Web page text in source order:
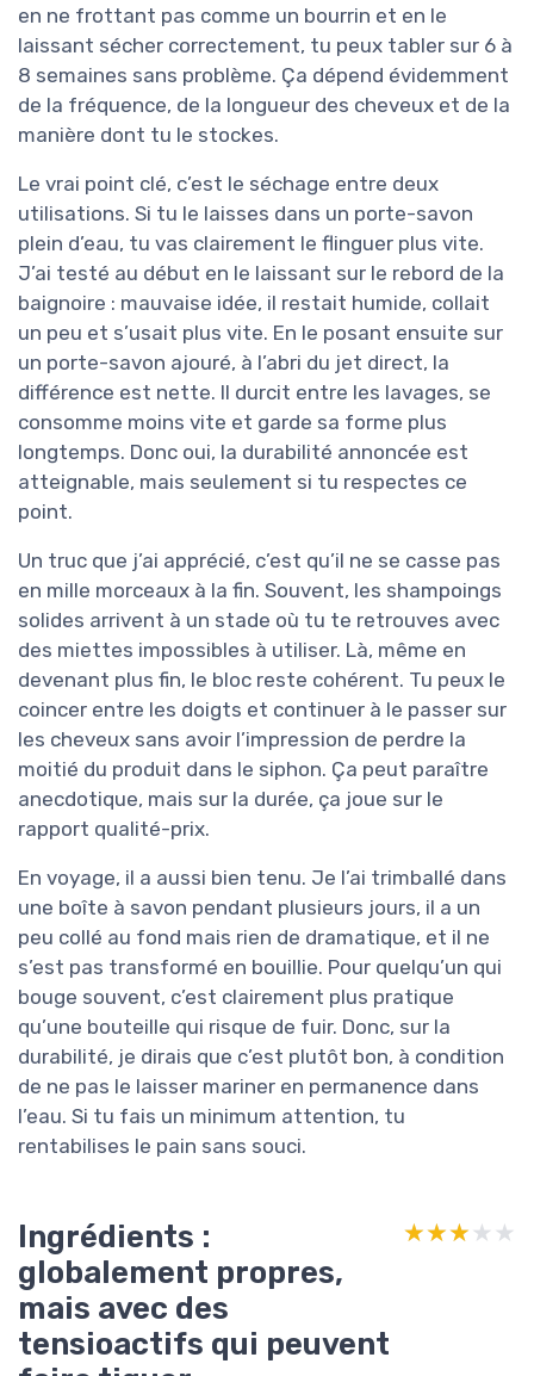
en ne frottant pas comme un bourrin et en le
laissant sécher correctement, tu peux tabler sur 6 à
8 semaines sans problème. Ça dépend évidemment
de la fréquence, de la longueur des cheveux et de la
manière dont tu le stockes.
Le vrai point clé, c’est le séchage entre deux
utilisations. Si tu le laisses dans un porte-savon
plein d’eau, tu vas clairement le flinguer plus vite.
J’ai testé au début en le laissant sur le rebord de la
baignoire : mauvaise idée, il restait humide, collait
un peu et s’usait plus vite. En le posant ensuite sur
un porte-savon ajouré, à l’abri du jet direct, la
différence est nette. Il durcit entre les lavages, se
consomme moins vite et garde sa forme plus
longtemps. Donc oui, la durabilité annoncée est
atteignable, mais seulement si tu respectes ce
point.
Un truc que j’ai apprécié, c’est qu’il ne se casse pas
en mille morceaux à la fin. Souvent, les shampoings
solides arrivent à un stade où tu te retrouves avec
des miettes impossibles à utiliser. Là, même en
devenant plus fin, le bloc reste cohérent. Tu peux le
coincer entre les doigts et continuer à le passer sur
les cheveux sans avoir l’impression de perdre la
moitié du produit dans le siphon. Ça peut paraître
anecdotique, mais sur la durée, ça joue sur le
rapport qualité-prix.
En voyage, il a aussi bien tenu. Je l’ai trimballé dans
une boîte à savon pendant plusieurs jours, il a un
peu collé au fond mais rien de dramatique, et il ne
s’est pas transformé en bouillie. Pour quelqu’un qui
bouge souvent, c’est clairement plus pratique
qu’une bouteille qui risque de fuir. Donc, sur la
durabilité, je dirais que c’est plutôt bon, à condition
de ne pas le laisser mariner en permanence dans
l’eau. Si tu fais un minimum attention, tu
rentabilises le pain sans souci.
Ingrédients :
globalement propres,
mais avec des
tensioactifs qui peuvent
★★★★★
★★★★★